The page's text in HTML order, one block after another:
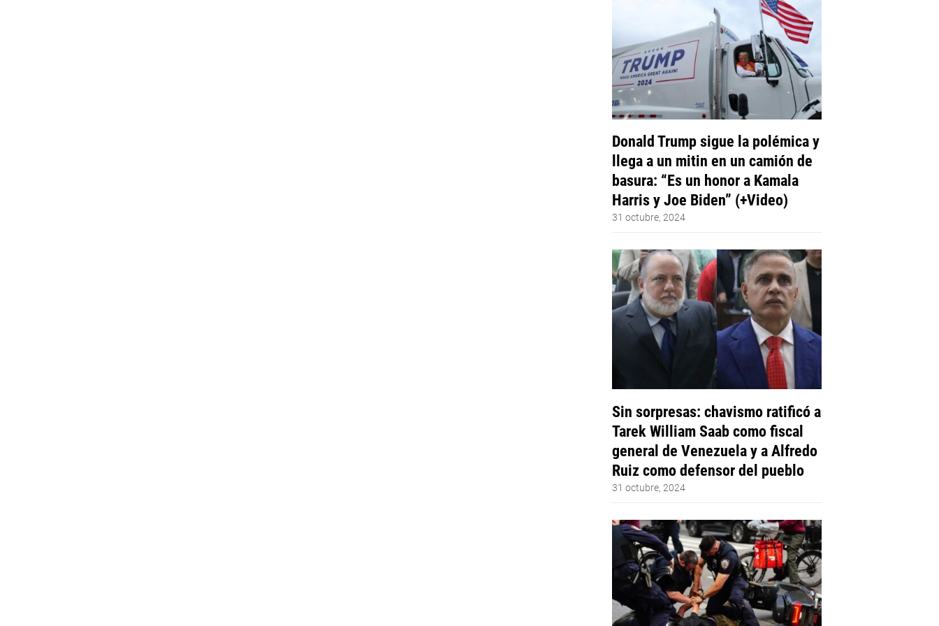
Donald Trump sigue la polémica y
llega a un mitin en un camión de
basura: “Es un honor a Kamala
Harris y Joe Biden” (+Video)
31 octubre, 2024
Sin sorpresas: chavismo ratificó a
Tarek William Saab como fiscal
general de Venezuela y a Alfredo
Ruiz como defensor del pueblo
31 octubre, 2024